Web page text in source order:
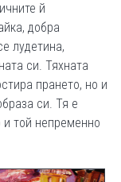
й
добра
лудетина,
си. Тяхната
прането, но и
си. Тя е
и той непременно